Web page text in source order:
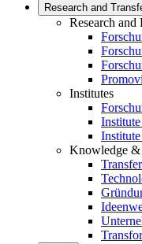
Research and
Research and
Institutes
Knowledge &